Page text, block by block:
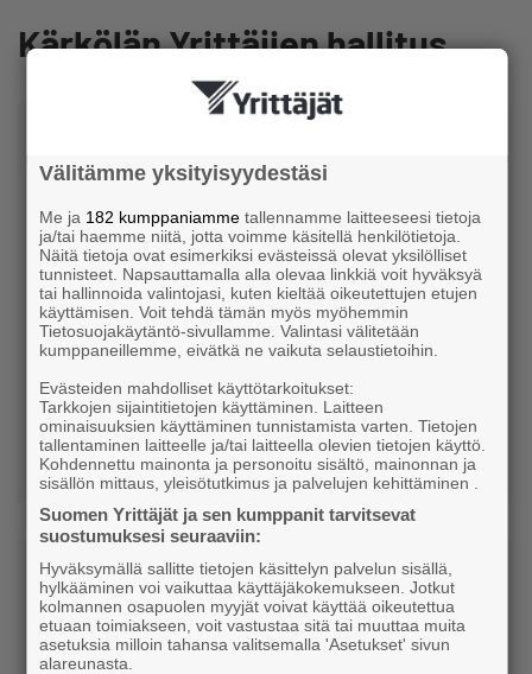
Kärkölän Yrittäjien hallitus
Katja Ollila
Katja Ollila Tmi
Puheenjohtaja
+358442440445
ollkatsar@gmail.com
Välitämme yksityisyydestäsi
Me ja 182 kumppaniammetallennamme laitteeseesi tietoja
ja/tai haemme niitä, jotta voimme käsitellä henkilötietoja.
Näitä tietoja ovat esimerkiksi evästeissä olevat yksilölliset
tunnisteet. Napsauttamalla alla olevaa linkkiä voit hyväksyä
tai hallinnoida valintojasi, kuten kieltää oikeutettujen etujen
käyttämisen. Voit tehdä tämän myös myöhemmin
Tietosuojakäytäntö-sivullamme. Valintasi välitetään
kumppaneillemme, eivätkä ne vaikuta selaustietoihin.
Evästeiden mahdolliset käyttötarkoitukset:
Tarkkojen sijaintitietojen käyttäminen. Laitteen
ominaisuuksien käyttäminen tunnistamista varten. Tietojen
tallentaminen laitteelle ja/tai laitteella olevien tietojen käyttö.
Kohdennettu mainonta ja personoitu sisältö, mainonnan ja
sisällön mittaus, yleisötutkimus ja palvelujen kehittäminen .
Suomen Yrittäjät ja sen kumppanit tarvitsevat
suostumuksesi seuraaviin:
Hyväksymällä sallitte tietojen käsittelyn palvelun sisällä,
hylkääminen voi vaikuttaa käyttäjäkokemukseen. Jotkut
kolmannen osapuolen myyjät voivat käyttää oikeutettua
etuaan toimiakseen, voit vastustaa sitä tai muuttaa muita
asetuksia milloin tahansa valitsemalla 'Asetukset' sivun
alareunasta.